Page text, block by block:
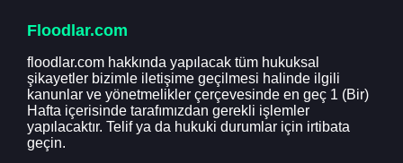
Floodlar.com
floodlar.com hakkında yapılacak tüm hukuksal
şikayetler bizimle iletişime geçilmesi halinde ilgili
kanunlar ve yönetmelikler çerçevesinde en geç 1 (Bir)
Hafta içerisinde tarafımızdan gerekli işlemler
yapılacaktır. Telif ya da hukuki durumlar için irtibata
geçin.